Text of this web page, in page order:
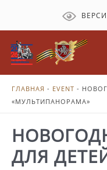
содержимому
ГЛАВНАЯ - EVENT -
«МУЛЬТИПАНОРАМА»
ДЛЯ